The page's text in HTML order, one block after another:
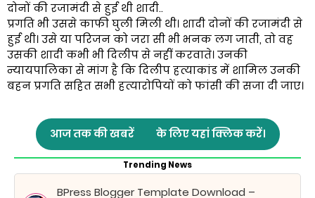
दोनों की रजामंदी से हुई थी शादी..
प्रगति भी उससे काफी घुली मिली थी। शादी दोनों की रजामंदी से
हुई थी। उसे या परिजन को जरा सी भी भनक लग जाती, तो वह
उसकी शादी कभी भी दिलीप से नहीं करवाते। उनकी
न्यायपालिका से मांग है कि दिलीप हत्याकांड में शामिल उनकी
बहन प्रगति सहित सभी हत्यारोपियों को फांसी की सजा दी जाए।
आज तक की खबरें के लिए यहां क्लिक करें।
Trending News
BPress Blogger Template Download –